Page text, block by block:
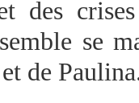
des
se
de